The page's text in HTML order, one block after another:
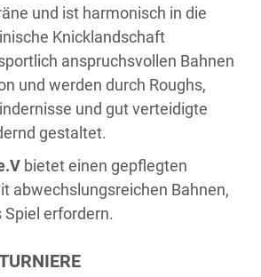
und ist harmonisch in die
Knicklandschaft
anspruchsvollen Bahnen
und werden durch Roughs,
und gut verteidigte
gestaltet.
bietet einen gepflegten
abwechslungsreichen Bahnen,
erfordern.